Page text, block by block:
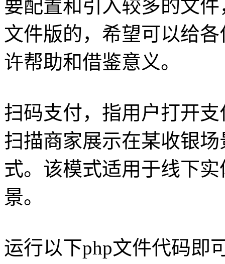
要配置和引入较多的文
文件版的，希望可以给
许帮助和借鉴意义。
扫码支付，指用户打开
扫描商家展示在某收银
式。该模式适用于线下
景。
运行以下php文件代码即